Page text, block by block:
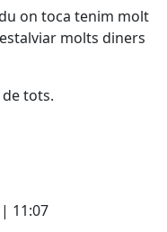
on toca tenim molt
molts diners
tots.
11:07